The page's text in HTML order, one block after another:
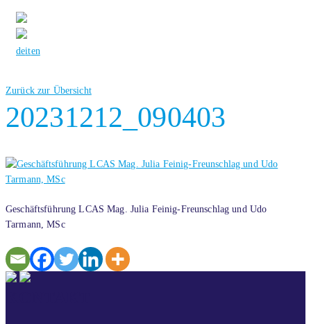
deiten
Zurück zur Übersicht
20231212_090403
Geschäftsführung LCAS Mag. Julia Feinig-Freunschlag und Udo
Tarmann, MSc